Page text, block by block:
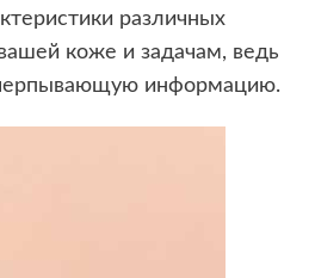
различных
коже и задачам, ведь
информацию.